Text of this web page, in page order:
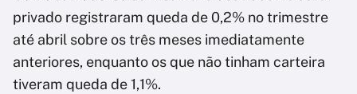
privado registraram queda de 0,2% no trimestre
até abril sobre os três meses imediatamente
anteriores, enquanto os que não tinham carteira
tiveram queda de 1,1%.